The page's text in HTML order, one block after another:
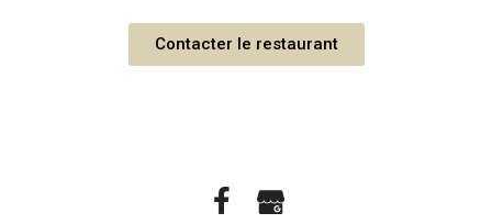
Contacter le restaurant